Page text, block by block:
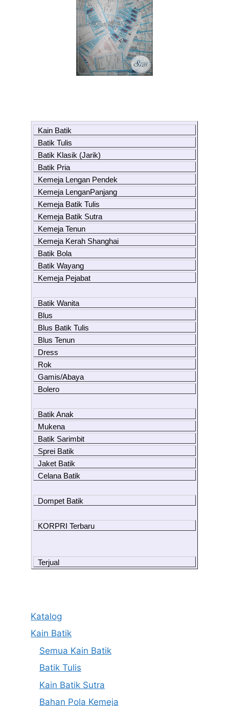
Kain Batik
Batik Tulis
Batik Klasik (Jarik)
Batik Pria
Kemeja Lengan Pendek
Kemeja LenganPanjang
Kemeja Batik Tulis
Kemeja Batik Sutra
Kemeja Tenun
Kemeja Kerah Shanghai
Batik Bola
Batik Wayang
Kemeja Pejabat
Batik Wanita
Blus
Blus Batik Tulis
Blus Tenun
Dress
Rok
Gamis/Abaya
Bolero
Batik Anak
Mukena
Batik Sarimbit
Sprei Batik
Jaket Batik
Celana Batik
Dompet Batik
KORPRI Terbaru
Terjual
Katalog
Kain Batik
Semua Kain Batik
Batik Tulis
Kain Batik Sutra
Bahan Pola Kemeja